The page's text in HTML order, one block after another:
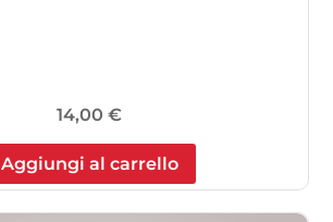
14,00 €
Aggiungi al carrello